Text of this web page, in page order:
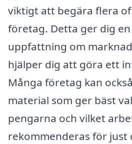
viktigt att begära flera
företag. Detta ger dig
uppfattning om
hjälper dig att göra ett
Många företag kan
material som ger bäst
pengarna och vilket
rekommenderas för just